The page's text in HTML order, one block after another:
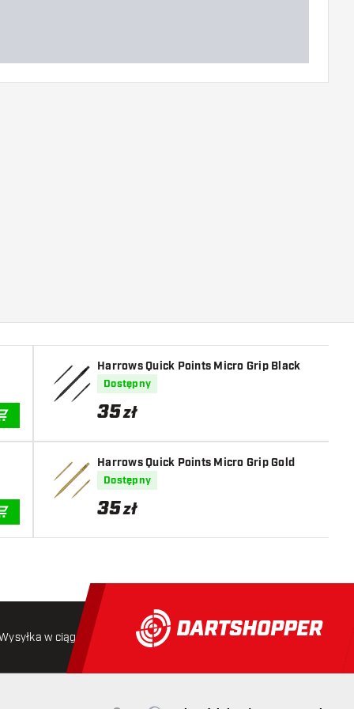
Harrows Quick Points Micro Grip Black
Dostępny
35zł
Harrows Quick Points Micro Grip Gold
Dostępny
35zł
w ciągu 24 godzin Darmowa wysyłka od 250 złoty